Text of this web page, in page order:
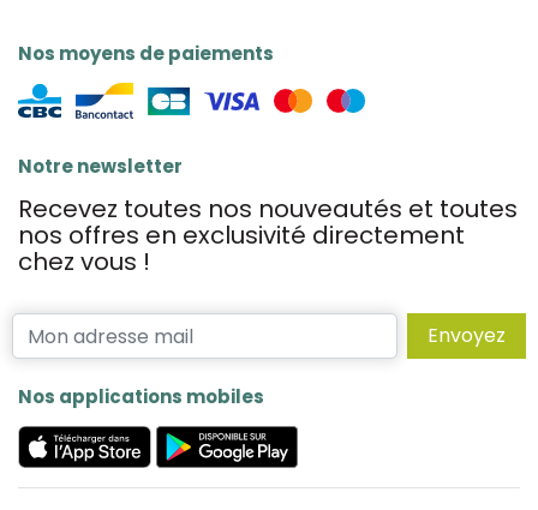
Nos moyens de paiements
Notre newsletter
Recevez toutes nos nouveautés et toutes
nos offres en exclusivité directement
chez vous !
Envoyez
Nos applications mobiles